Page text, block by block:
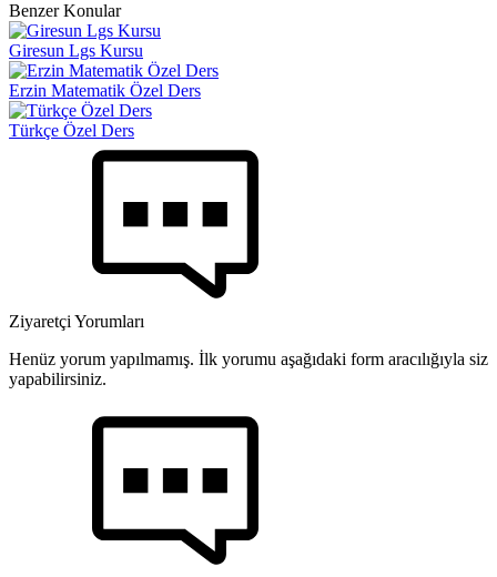
Benzer Konular
Giresun Lgs Kursu
Erzin Matematik Özel Ders
Türkçe Özel Ders
Ziyaretçi Yorumları
Henüz yorum yapılmamış. İlk yorumu aşağıdaki form aracılığıyla siz
yapabilirsiniz.